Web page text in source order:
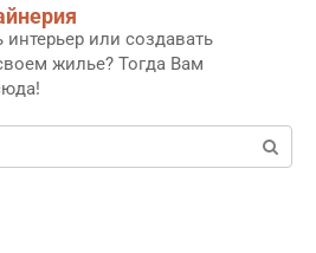
или создавать
жилье? Тогда Вам